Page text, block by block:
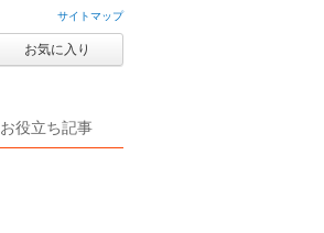
サイトマップ
お気に入り
お役立ち記事